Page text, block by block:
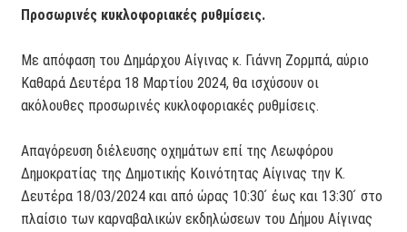
Προσωρινές κυκλοφοριακές ρυθμίσεις.
Με απόφαση του Δημάρχου Αίγινας κ. Γιάννη Ζορμπά, αύριο
Καθαρά Δευτέρα 18 Μαρτίου 2024, θα ισχύσουν οι
ακόλουθες προσωρινές κυκλοφοριακές ρυθμίσεις.
Απαγόρευση διέλευσης οχημάτων επί της Λεωφόρου
Δημοκρατίας της Δημοτικής Κοινότητας Αίγινας την Κ.
Δευτέρα 18/03/2024 και από ώρας 10:30 ́ έως και 13:30 ́ στο
πλαίσιο των καρναβαλικών εκδηλώσεων του Δήμου Αίγινας